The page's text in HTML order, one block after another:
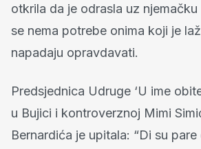
otkrila da je odrasla uz
se nema potrebe onima koji je
napadaju opravdavati.
Predsjednica Udruge ‘U ime
u Bujici i kontroverznoj Mimi
Bernardića je upitala: “Di su